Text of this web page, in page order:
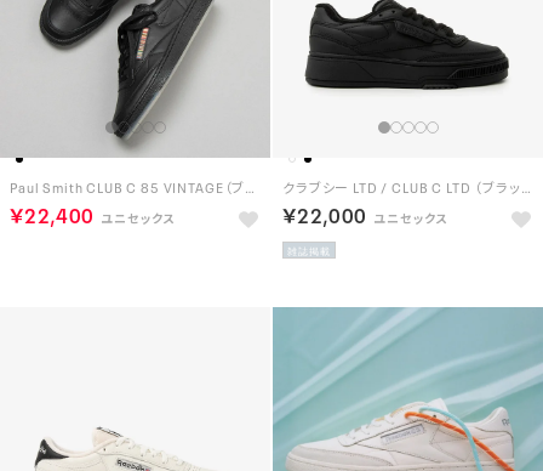
Paul Smith CLUB C 85 VINTAGE（ブラック）
￥22,400
クラブシー LTD / CLUB C LTD （ブラック）
￥22,000
雑誌掲載